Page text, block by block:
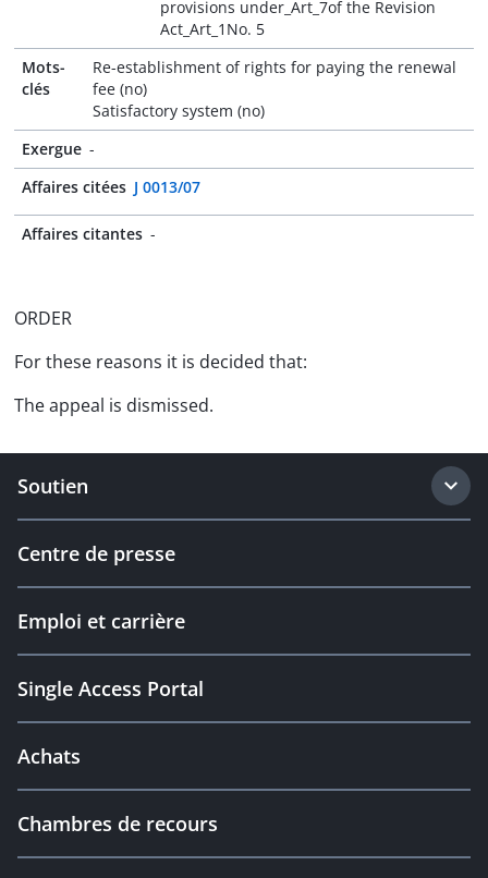
provisions under_Art_7of the Revision
Act_Art_1No. 5
Mots-
clés
Re-establishment of rights for paying the renewal
fee (no)
Satisfactory system (no)
Exergue -
Affaires citées J 0013/07
Affaires citantes -
ORDER
For these reasons it is decided that:
The appeal is dismissed.
Soutien
Centre de presse
Emploi et carrière
Single Access Portal
Achats
Chambres de recours